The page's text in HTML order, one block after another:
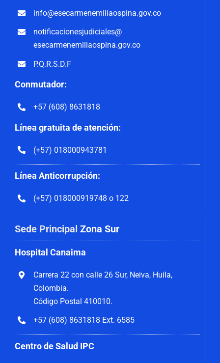
info@esecarmenemiliaospina.gov.co
notificacionesjudiciales@
esecarmenemiliaospina.gov.co
P.Q.R.S.D.F
Conmutador:
+57 (608) 8631818
Línea gratuita de atención:
(+57) 018000943781
Línea Anticorrupción:
(+57) 018000919748 o 122
Sede Principal Zona Sur
Hospital Canaima
Carrera 22 con calle 26 Sur, Neiva, Huila,
Colombia.
Código Postal 410010.
+57 (608) 8631818 Ext. 6585
Centro de Salud IPC